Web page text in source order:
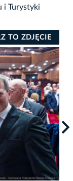
i Turystyki
TO ZDJĘCIE